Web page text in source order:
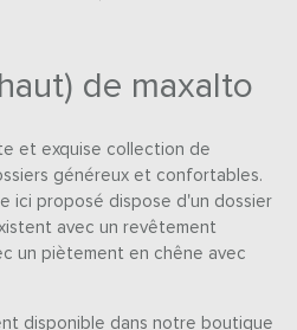
de maxalto
et exquise collection de
généreux et confortables.
ici proposé dispose d'un dossier
avec un revêtement
un piètement en chêne avec
disponible dans notre boutique